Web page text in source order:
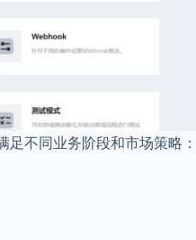
足不同业务阶段和市场策略